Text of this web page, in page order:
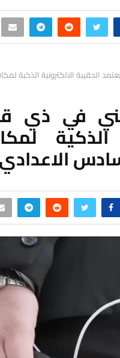
الحقيبة الالكترونية الذكية
في ذي
الذكية
الاعدادي